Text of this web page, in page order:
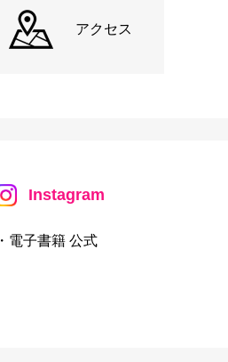
アクセス
Instagram
・電子書籍 公式